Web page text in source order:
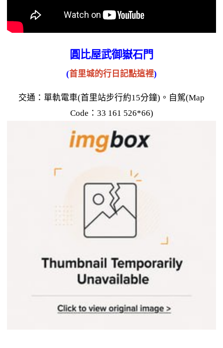
圓比屋武御嶽石門
(首里城的行日記點這裡)
交通：單軌電車(首里站步行約15分鐘)。自駕(Map
Code：33 161 526*66)